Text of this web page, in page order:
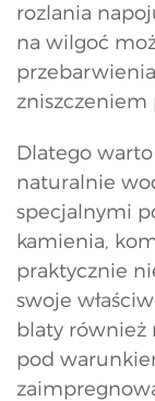
rozlania
na wilgoć
Dlatego
naturalnie
specjalnymi
kamienia,
praktycznie
swoje
blaty również
pod